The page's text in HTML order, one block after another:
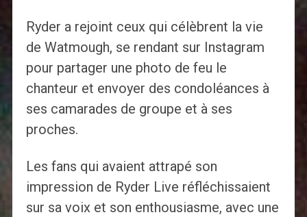
Ryder a rejoint ceux qui célèbrent la vie
de Watmough, se rendant sur Instagram
pour partager une photo de feu le
chanteur et envoyer des condoléances à
ses camarades de groupe et à ses
proches.
Les fans qui avaient attrapé son
impression de Ryder Live réfléchissaient
sur sa voix et son enthousiasme, avec une